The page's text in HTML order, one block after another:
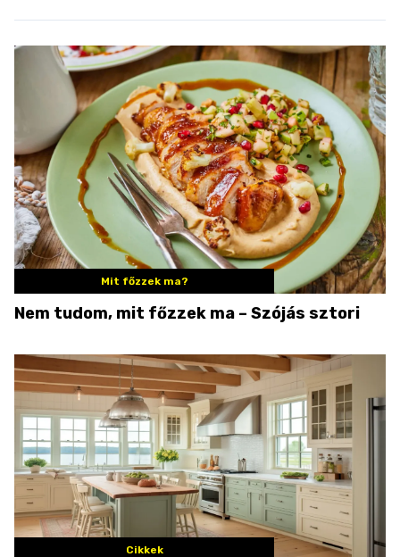
Mit főzzek ma?
Nem tudom, mit főzzek ma – Szójás sztori
Cikkek